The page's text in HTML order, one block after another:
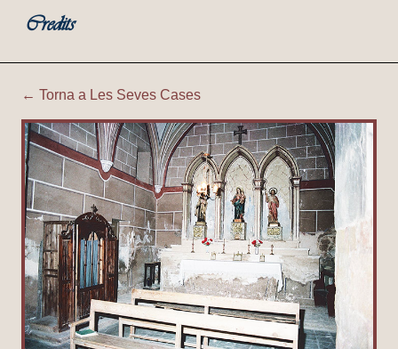
Credits
Tiurana | Interior Església;
← Torna a Les Seves Cases